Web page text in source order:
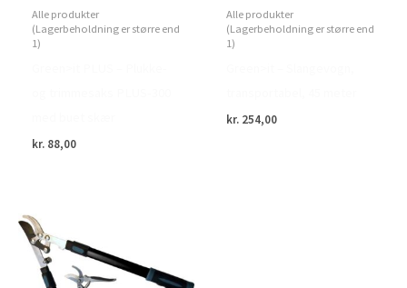
Alle produkter
(Lagerbeholdning er større end
1)
kr. 88,00
Alle produkter
(Lagerbeholdning er større end
1)
kr. 254,00